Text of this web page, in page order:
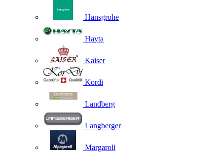
Hansgrohe
Hayta
Kaiser
Kordi
Landberg
Langberger
Margaroli